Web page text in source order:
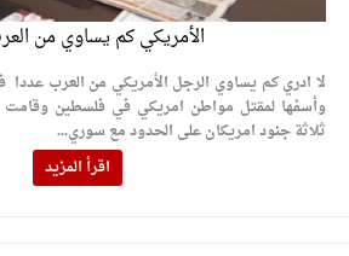
الأمريكي كم يساوي من
لا ادري كم يساوي الرجل الأمريكي من العرب عددا
وأسفها لمقتل مواطن امريكي في فلسطين وقامت
ثلاثة جنود امريكان على الحدود مع سوري...
اقرأ المزيد